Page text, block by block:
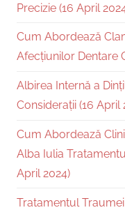
Precizie (16 April
Cum Abordează
Afecțiunilor Dentare
Albirea Internă a
Considerații (16 April
Cum Abordează
Alba Iulia
April 2024)
Tratamentul